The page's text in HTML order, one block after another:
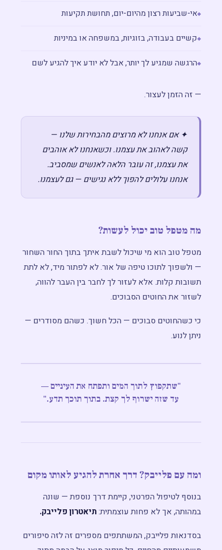
אי-שביעות רצון מהיום-יום, תחושת תקיעות
קשיים בעבודה, בזוגיות, במשפחה או במיניות
הרגשה שמגיע לך יותר, אבל לא יודע איך להגיע לשם
— זה הזמן לעצור.
✦ אם אנחנו לא מרוצים מהבחירות שלנו —
קשה לאהוב את עצמנו. וכשאנחנו לא אוהבים
את עצמנו, זה עובר הלאה לאנשים שמסביב.
אנחנו עלולים להפוך ללא נגישים — גם לעצמנו.
מה מטפל טוב יכול לעשות?
מטפל טוב הוא מי שיכול לשבת איתך בתוך החור השחור
— ולשפוך לתוכו טיפה של אור. לא לפתור מיד, לא לתת
תשובות קלות. אלא לעזור לך לחבר בין העבר להווה,
לשזור את החוטים הסבוכים.
כי כשהחוטים סבוכים — הכל חשוך. כשהם מסודרים —
ניתן לנוע.
"שתקפוץ לתוך המים ותפתח את העיניים —
עד שזה ישרוף לך קצת. בתוך תוכך תדע."
ומה עם פלייבק? דרך אחרת להגיע לאותו מקום
בנוסף לטיפול הפרטני, קיימת דרך נוספת — שונה
במהותה, אך לא פחות עוצמתית:תיאטרון פלייבק.
בסדנאות פלייבק, המשתתפים מספרים זה לזה סיפורים